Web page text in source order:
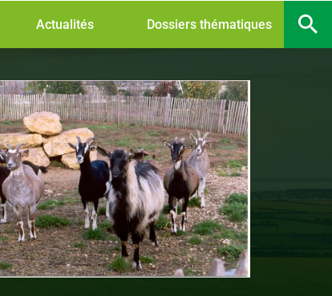
Actualités Dossiers thématiques